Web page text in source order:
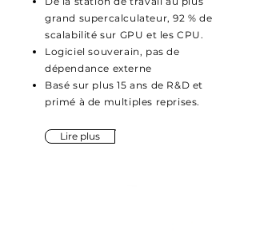
grand supercalculateur, 92 % de
scalabilité sur GPU et les CPU.
Logiciel souverain, pas de
dépendance externe
Basé sur plus 15 ans de R&D et
primé à de multiples reprises.
Lire plus